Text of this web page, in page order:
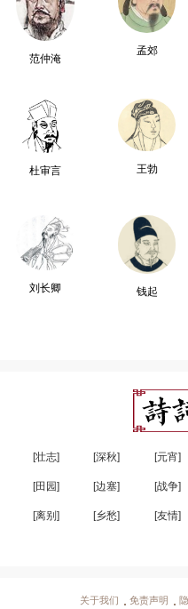
范仲淹
孟郊
杜审言 王勃
刘长卿 钱起
[壮志] [深秋] [元宵]
[田园] [边塞] [战争]
[离别] [乡愁] [友情]
关于我们 免责声明